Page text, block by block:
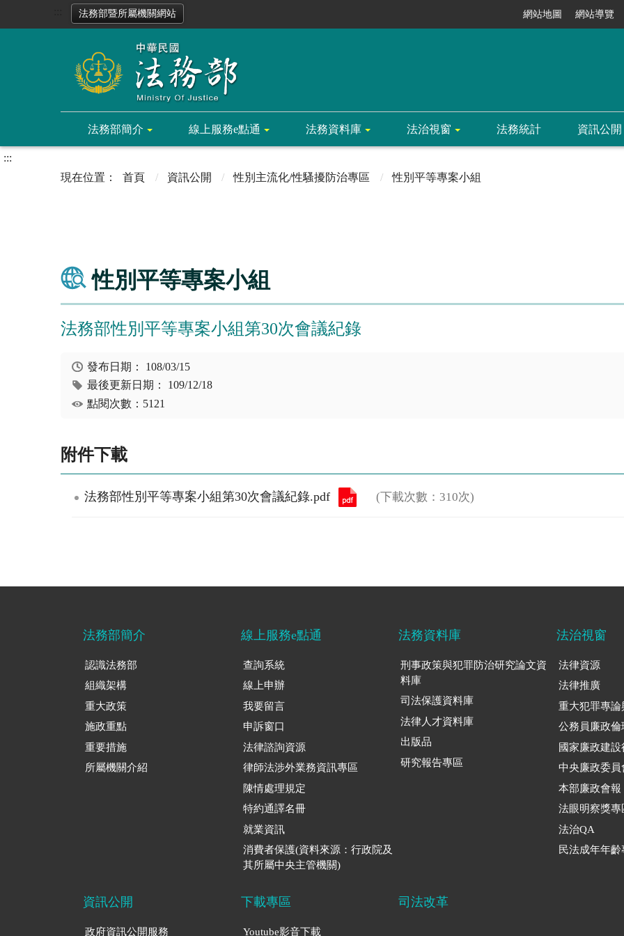
法務部暨所屬機關網站 網站地圖 網站導覽
法務部簡介 線上服務e點通 法務資料庫 法治視窗 法務統計 資訊公開
:::
首頁
資訊公開 性別主流化/性騷擾防治專區 性別平等專案小組
性別平等專案小組
法務部性別平等專案小組第30次會議紀錄
發布日期： 108/03/15
最後更新日期： 109/12/18
點閱次數：5121
附件下載
法務部性別平等專案小組第30次會議紀錄.pdf (下載次數：310次)
法務部簡介
認識法務部
組織架構
重大政策
施政重點
重要措施
所屬機關介紹
線上服務e點通
查詢系統
線上申辦
我要留言
申訴窗口
法律諮詢資源
律師法涉外業務資訊專區
陳情處理規定
特約通譯名冊
就業資訊
消費者保護(資料來源：行政院及
其所屬中央主管機關)
法務資料庫
刑事政策與犯罪防治研究論文資
料庫
司法保護資料庫
法律人才資料庫
出版品
研究報告專區
法治視窗
法律資源
法律推廣
重大犯罪專論
公務員廉政倫
國家廉政建設
中央廉政委員
本部廉政會報
法眼明察獎專
法治QA
民法成年年齡
資訊公開
政府資訊公開服務
下載專區
Youtube影音下載
司法改革